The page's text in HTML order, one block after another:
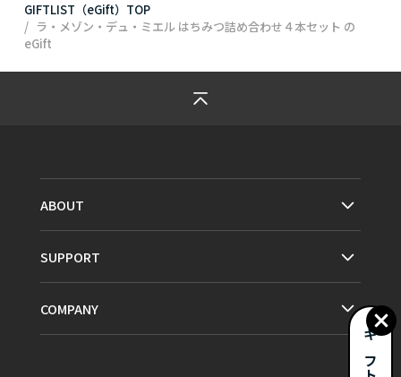
GIFTLIST（eGift）TOP
ラ・メゾン・デュ・ミエル はちみつ詰め合わせ４本セット の
eGift
ABOUT
SUPPORT
COMPANY